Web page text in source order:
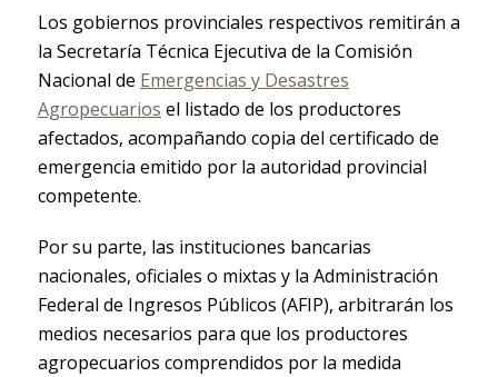
Los gobiernos provinciales respectivos remitirán a
la Secretaría Técnica Ejecutiva de la Comisión
Nacional de Emergencias y Desastres
Agropecuarios el listado de los productores
afectados, acompañando copia del certificado de
emergencia emitido por la autoridad provincial
competente.
Por su parte, las instituciones bancarias
nacionales, oficiales o mixtas y la Administración
Federal de Ingresos Públicos (AFIP), arbitrarán los
medios necesarios para que los productores
agropecuarios comprendidos por la medida